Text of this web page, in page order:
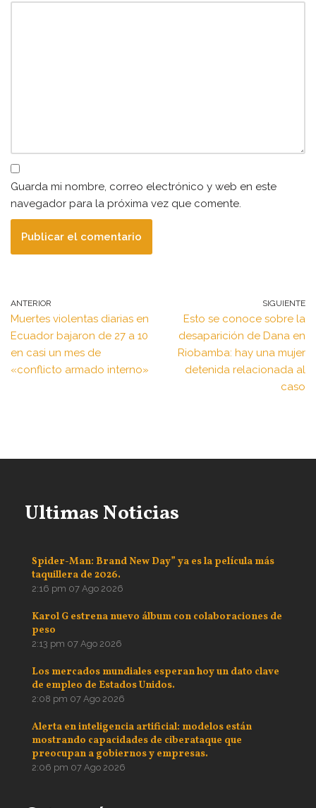
Guarda mi nombre, correo electrónico y web en este
navegador para la próxima vez que comente.
ANTERIOR
Muertes violentas diarias en
Ecuador bajaron de 27 a 10
en casi un mes de
«conflicto armado interno»
SIGUIENTE
Esto se conoce sobre la
desaparición de Dana en
Riobamba: hay una mujer
detenida relacionada al
caso
Ultimas Noticias
Spider-Man: Brand New Day” ya es la película más
taquillera de 2026.
2:16 pm 07 Ago 2026
Karol G estrena nuevo álbum con colaboraciones de
peso
2:13 pm 07 Ago 2026
Los mercados mundiales esperan hoy un dato clave
de empleo de Estados Unidos.
2:08 pm 07 Ago 2026
Alerta en inteligencia artificial: modelos están
mostrando capacidades de ciberataque que
preocupan a gobiernos y empresas.
2:06 pm 07 Ago 2026